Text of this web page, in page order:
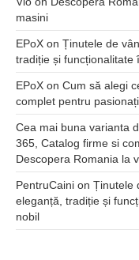
masini
EPoX on Ținutele de
tradiție și funcționalitate
EPoX on Cum să alegi
complet pentru
Cea mai buna varianta
365, Catalog firme si
Descopera Romania la
PentruCaini on Ținutele
eleganță, tradiție și
nobil